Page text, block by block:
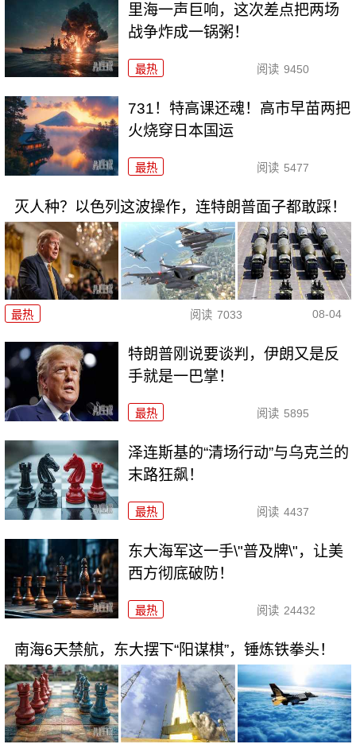
里海一声巨响，这次差点把两场
战争炸成一锅粥！
最热 阅读 9450
731！特高课还魂！高市早苗两把
火烧穿日本国运
最热 阅读 5477
灭人种？以色列这波操作，连特朗普面子都敢踩！
最热 阅读 7033 08-04
特朗普刚说要谈判，伊朗又是反
手就是一巴掌！
最热 阅读 5895
泽连斯基的“清场行动”与乌克兰的
末路狂飙！
最热 阅读 4437
东大海军这一手\"普及牌\"，让美
西方彻底破防！
最热 阅读 24432
南海6天禁航，东大摆下“阳谋棋”，锤炼铁拳头！